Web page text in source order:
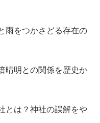
雨をつかさどる存在の
晴明との関係を歴史か
とは？神社の誤解をや